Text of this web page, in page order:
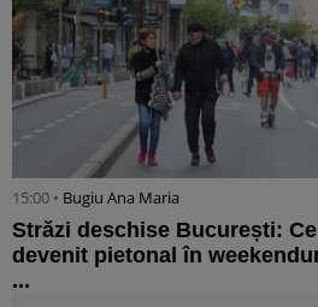
15:00 • Bugiu ⁠Ana Maria
Străzi deschise București:
devenit pietonal în
...